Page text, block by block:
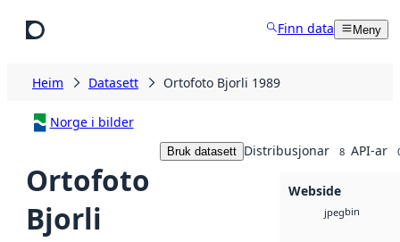
Finn data Meny
Heim Datasett Ortofoto Bjorli 1989
Norge i bilder
Ortofoto
Bjorli
Bruk datasett Distribusjonar 8 API-ar
Webside
jpegbin